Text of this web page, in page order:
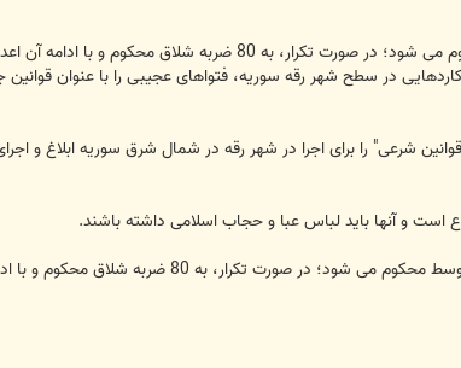
محکوم و با ادامه آن اعدام خواهد شد.
در سطح شهر رقه سوریه، فتواهای عجیبی را با عنوان
و آنها باید لباس عبا و حجاب اسلامی داشته باشند.
ضربه شلاق محکوم و با ادامه آن اعدام خواهد شد.